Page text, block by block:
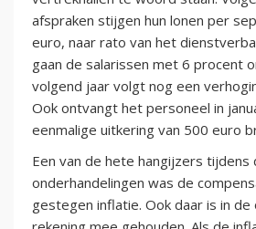
afspraken stijgen hun lonen per
euro, naar rato van het
gaan de salarissen met 6 procent
volgend jaar volgt nog een
Ook ontvangt het personeel in
eenmalige uitkering van 500 euro
Een van de hete hangijzers tijdens
onderhandelingen was de
gestegen inflatie. Ook daar is in